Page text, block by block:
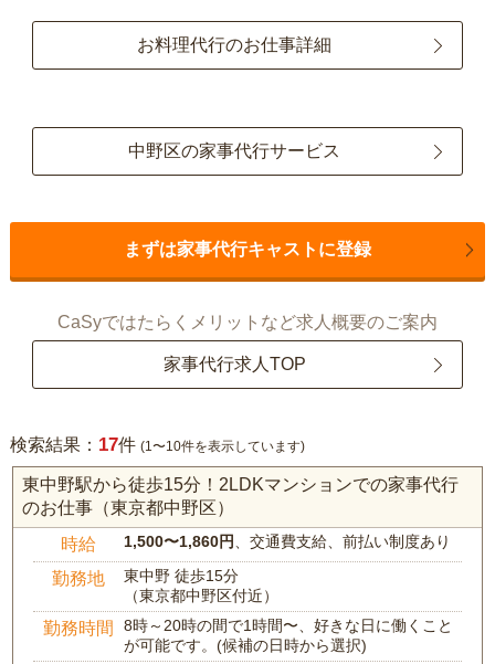
お料理代行のお仕事詳細
中野区の家事代行サービス
まずは家事代行キャストに登録
CaSyではたらくメリットなど求人概要のご案内
家事代行求人TOP
検索結果： 17件 (1〜10件を表示しています)
東中野駅から徒歩15分！2LDKマンションでの家事代行
のお仕事（東京都中野区）
時給 1,500〜1,860円 、交通費支給、前払い制度あり
勤務地
東中野 徒歩15分
（東京都中野区付近）
勤務時間
8時～20時の間で1時間〜、好きな日に働くこと
が可能です。(候補の日時から選択)